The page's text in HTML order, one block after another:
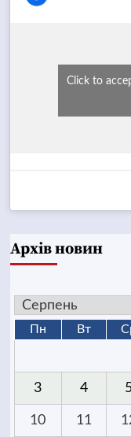
Click to
Архів новин
Пн Вт
3 4
10 11